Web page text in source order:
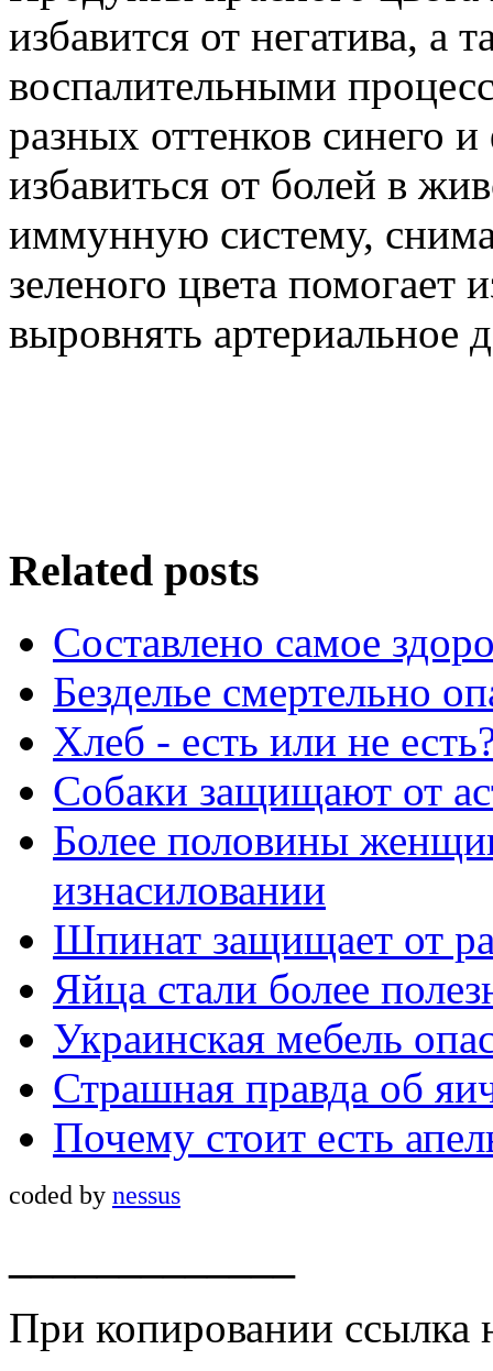
избавится от негатива, а
воспалительными
разных оттенков синего
избавиться от болей в
иммунную систему,
зеленого цвета помогает
выровнять артериальное
Related posts
Составлено самое
Безделье смертельно
Хлеб - есть или не
Собаки защищают от
Более половины
изнасиловании
Шпинат защищает от
Яйца стали более
Украинская мебель
Страшная правда об
Почему стоит есть
coded by nessus
При копировании ссылка